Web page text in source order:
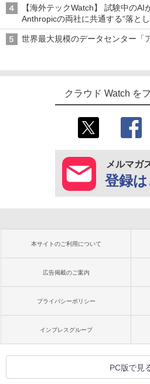
【海外テックWatch】 試験中の
Anthropicの両社に共通する“落と
世界最大規模のデータセンター「
クラウド Watch を
メルマガ
登録
本サイトのご利用について
広告掲載のご案内
プライバシーポリシー
インプレスグループ
PC版で見